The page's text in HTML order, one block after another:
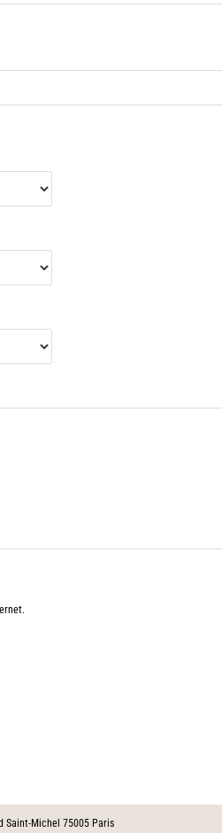
Saint-Michel 75005 Paris